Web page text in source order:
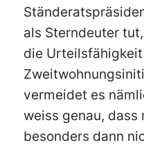
als Sterndeuter
die
vermeidet es
weiss genau,
besonders dann